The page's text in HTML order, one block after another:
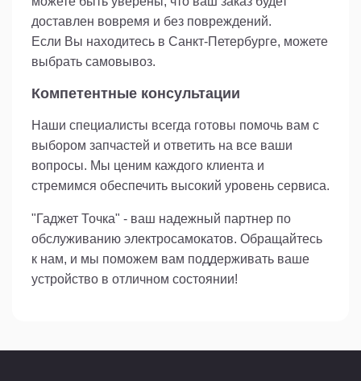
доставлен вовремя и без повреждений.
Если Вы находитесь в Санкт-Петербурге, можете
выбрать самовывоз.
Компетентные консультации
Наши специалисты всегда готовы помочь вам с
выбором запчастей и ответить на все ваши
вопросы. Мы ценим каждого клиента и
стремимся обеспечить высокий уровень сервиса.
"Гаджет Точка" - ваш надежный партнер по
обслуживанию электросамокатов. Обращайтесь
к нам, и мы поможем вам поддерживать ваше
устройство в отличном состоянии!